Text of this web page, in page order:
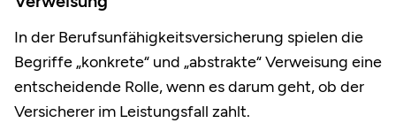
In der Berufsunfähigkeitsversicherung spielen die
Begriffe „konkrete“ und „abstrakte“ Verweisung eine
entscheidende Rolle, wenn es darum geht, ob der
Versicherer im Leistungsfall zahlt.